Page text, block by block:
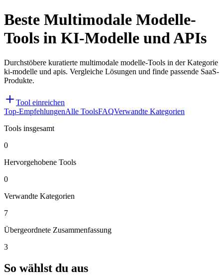
Beste Multimodale Modelle-
Tools in KI-Modelle und APIs
Durchstöbere kuratierte multimodale modelle-Tools in der Kategorie
ki-modelle und apis. Vergleiche Lösungen und finde passende SaaS-
Produkte.
Tool einreichen
Top-EmpfehlungenAlle ToolsFAQVerwandte Kategorien
Tools insgesamt
0
Hervorgehobene Tools
0
Verwandte Kategorien
7
Übergeordnete Zusammenfassung
3
So wählst du aus